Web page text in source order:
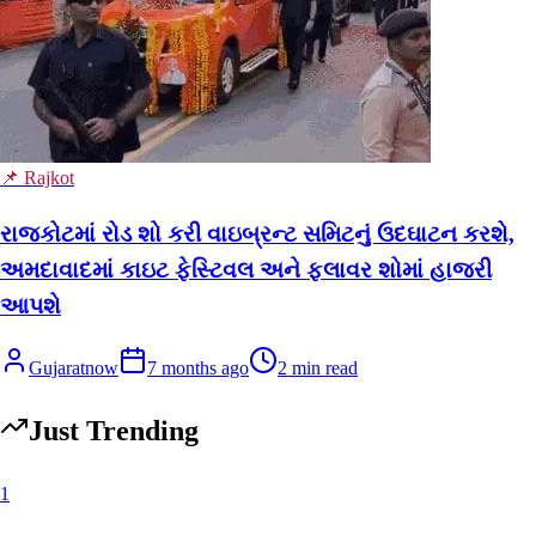
📌 Rajkot
રાજકોટમાં રોડ શો કરી વાઇબ્રન્ટ સમિટનું ઉદઘાટન કરશે,
અમદાવાદમાં કાઇટ ફેસ્ટિવલ અને ફ્લાવર શોમાં હાજરી
આપશે
Gujaratnow 7 months ago 2 min read
Just Trending
1